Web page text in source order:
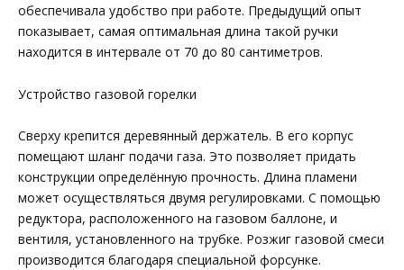
обеспечивала удобство при работе. Предыдущий опыт
показывает, самая оптимальная длина такой ручки
находится в интервале от 70 до 80 сантиметров.
Устройство газовой горелки
Сверху крепится деревянный держатель. В его корпус
помещают шланг подачи газа. Это позволяет придать
конструкции определённую прочность. Длина пламени
может осуществляться двумя регулировками. С помощью
редуктора, расположенного на газовом баллоне, и
вентиля, установленного на трубке. Розжиг газовой смеси
производится благодаря специальной форсунке.